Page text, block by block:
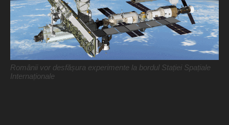
Românii vor desfășura experimente la bordul Stației Spațiale
Internaționale